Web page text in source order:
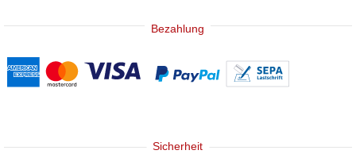
Bezahlung
Sicherheit